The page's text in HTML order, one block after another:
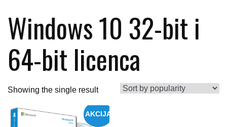
Windows 10 32-bit i
64-bit licenca
Showing the single result
AKCIJA